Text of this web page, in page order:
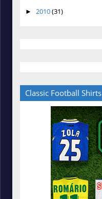
► 2010(31)
Classic Football Shirts